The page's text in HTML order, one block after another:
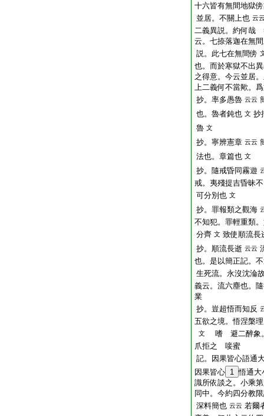
十六皆有無間地獄
並居。不關上也 云
二義異説。約何哉
云。七捺落迦在無
説。此七在無間傍
也。而於寒獄不出
之得意。今云並居
上二義何不當歟。
抄。率多愚魯 云云
也。魯者鈍也 文 抄
魯 文
抄。寧辨憲章 云云
法也。章篇也 文
抄。隨戒昏同霧遊
戒。夷殘提吉昏昧
可分別也 文
抄。罪報類之觀海
不知犯。罪輕重類
分齊 文 致使順流長
抄。順流長逝 云云
也。是以簡正記。
生死流。永沒沈淪
義云。流六塵也。
業
抄。豈超悟而知反
五欲之境。悟涅槃
文
嗜 避二醉象
爪拒之 唼蜜
記。因果皆心語通
因果皆心 1 悟通大
識所依談之。小乘
同中。今約四分教
深料簡也 云云 若爾